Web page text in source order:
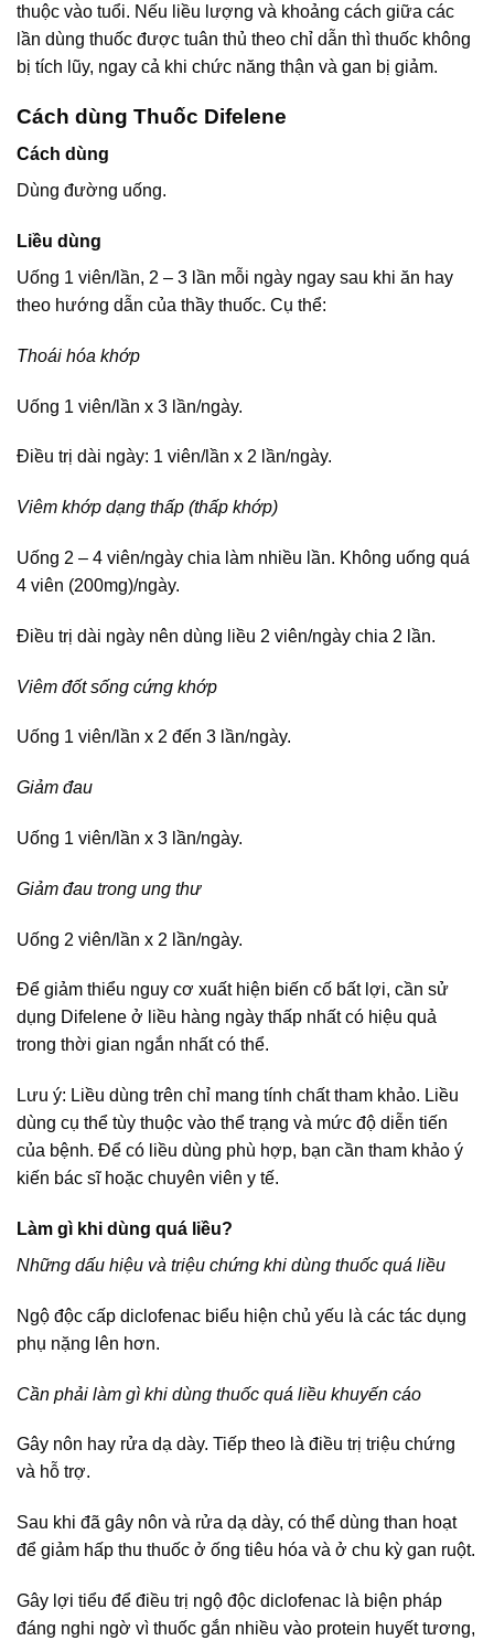
thuộc vào tuổi. Nếu liều lượng và khoảng cách giữa các
lần dùng thuốc được tuân thủ theo chỉ dẫn thì thuốc không
bị tích lũy, ngay cả khi chức năng thận và gan bị giảm.
Cách dùng Thuốc Difelene
Cách dùng
Dùng đường uống.
Liều dùng
Uống 1 viên/lần, 2 – 3 lần mỗi ngày ngay sau khi ăn hay
theo hướng dẫn của thầy thuốc. Cụ thể:
Thoái hóa khớp
Uống 1 viên/lần x 3 lần/ngày.
Điều trị dài ngày: 1 viên/lần x 2 lần/ngày.
Viêm khớp dạng thấp (thấp khớp)
Uống 2 – 4 viên/ngày chia làm nhiều lần. Không uống quá
4 viên (200mg)/ngày.
Điều trị dài ngày nên dùng liều 2 viên/ngày chia 2 lần.
Viêm đốt sống cứng khớp
Uống 1 viên/lần x 2 đến 3 lần/ngày.
Giảm đau
Uống 1 viên/lần x 3 lần/ngày.
Giảm đau trong ung thư
Uống 2 viên/lần x 2 lần/ngày.
Để giảm thiểu nguy cơ xuất hiện biến cố bất lợi, cần sử
dụng Difelene ở liều hàng ngày thấp nhất có hiệu quả
trong thời gian ngắn nhất có thể.
Lưu ý: Liều dùng trên chỉ mang tính chất tham khảo. Liều
dùng cụ thể tùy thuộc vào thể trạng và mức độ diễn tiến
của bệnh. Để có liều dùng phù hợp, bạn cần tham khảo ý
kiến bác sĩ hoặc chuyên viên y tế.
Làm gì khi dùng quá liều?
Những dấu hiệu và triệu chứng khi dùng thuốc quá liều
Ngộ độc cấp diclofenac biểu hiện chủ yếu là các tác dụng
phụ nặng lên hơn.
Cần phải làm gì khi dùng thuốc quá liều khuyến cáo
Gây nôn hay rửa dạ dày. Tiếp theo là điều trị triệu chứng
và hỗ trợ.
Sau khi đã gây nôn và rửa dạ dày, có thể dùng than hoạt
để giảm hấp thu thuốc ở ống tiêu hóa và ở chu kỳ gan ruột.
Gây lợi tiểu để điều trị ngộ độc diclofenac là biện pháp
đáng nghi ngờ vì thuốc gắn nhiều vào protein huyết tương,